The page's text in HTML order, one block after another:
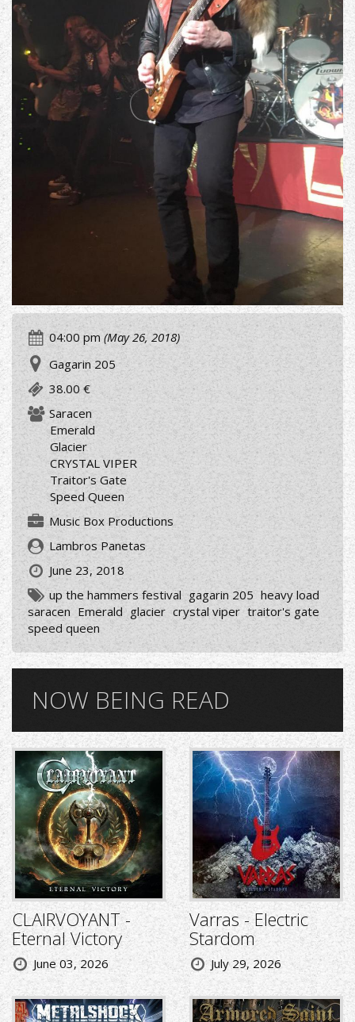
04:00 pm(May 26, 2018)
Gagarin 205
38.00 €
Saracen
Emerald
Glacier
CRYSTAL VIPER
Traitor's Gate
Speed Queen
Music Box Productions
Lambros Panetas
June 23, 2018
up the hammers festival gagarin 205 heavy load
saracen Emerald glacier crystal viper traitor's gate
speed queen
NOW BEING READ
CLAIRVOYANT -
Eternal Victory
June 03, 2026
Varras - Electric
Stardom
July 29, 2026